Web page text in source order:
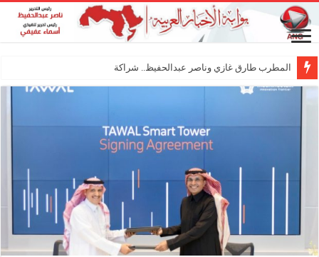
المطرب طارق غازي وناصر عبدالحفيظ.. شراكة فنية ترسم